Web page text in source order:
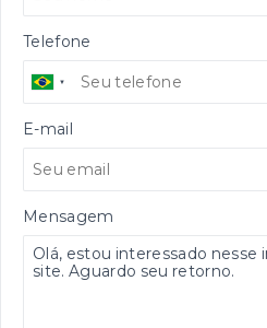
Telefone
E-mail
Mensagem